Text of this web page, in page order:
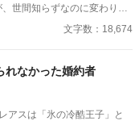
世間知らずなのに変わりは
男性を発見。彼はなんと騎士
物だった。 当然女嫌いの噂
あった。 ――君の××
文字数：18,674
れなかった婚約者
アスは「氷の冷酷王子」と